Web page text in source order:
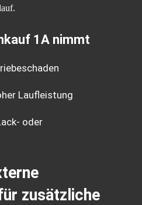
1A nimmt
Laufleistung
oder
zusätzliche